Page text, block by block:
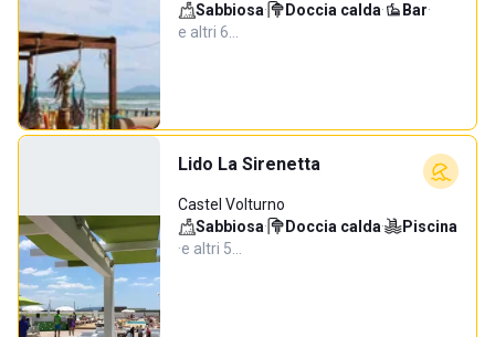
Sabbiosa· Doccia calda· Bar·
e altri 6…
Lido La Sirenetta
Castel Volturno
Sabbiosa· Doccia calda·
Piscina
·e altri 5…